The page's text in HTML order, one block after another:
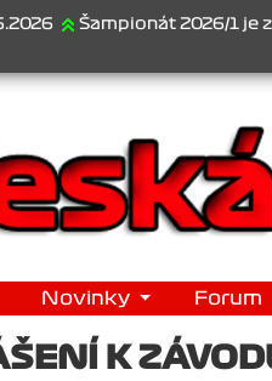
Šampionát 2026/1 je za
Novinky Forum
K